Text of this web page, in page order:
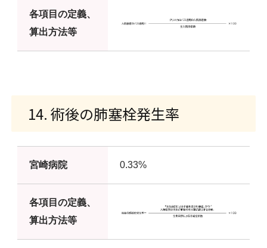
各項目の定義、
算出方法等
14. 術後の肺塞栓発生率
宮崎病院 0.33%
各項目の定義、
算出方法等